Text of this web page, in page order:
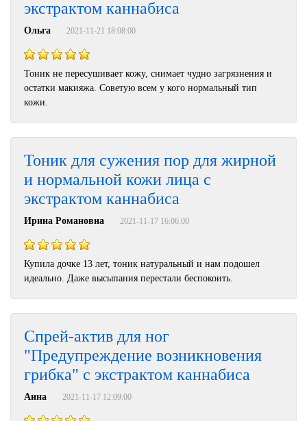
экстрактом каннабиса
Ольга 2021-11-21 18:08:00
Тоник не пересушивает кожу, снимает чудно загрязнения и
остатки макияжа. Советую всем у кого нормальный тип
кожи.
Тоник для сужения пор для жирной
и нормальной кожи лица с
экстрактом каннабиса
Ирина Романовна 2021-11-17 16:06:00
Купила дочке 13 лет, тоник натуральный и нам подошел
идеально. Даже высыпания перестали беспокоить.
Спрей-актив для ног
"Предупреждение возникновения
грибка" с экстрактом каннабиса
Анна 2021-11-17 12:09:00